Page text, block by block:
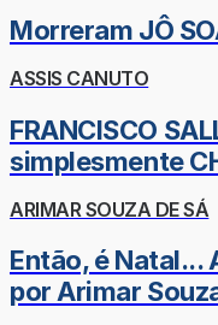
Morreram JÔ
ASSIS CANUTO
FRANCISCO
simplesmente
ARIMAR SOUZA DE SÁ
Então, é Natal...
por Arimar